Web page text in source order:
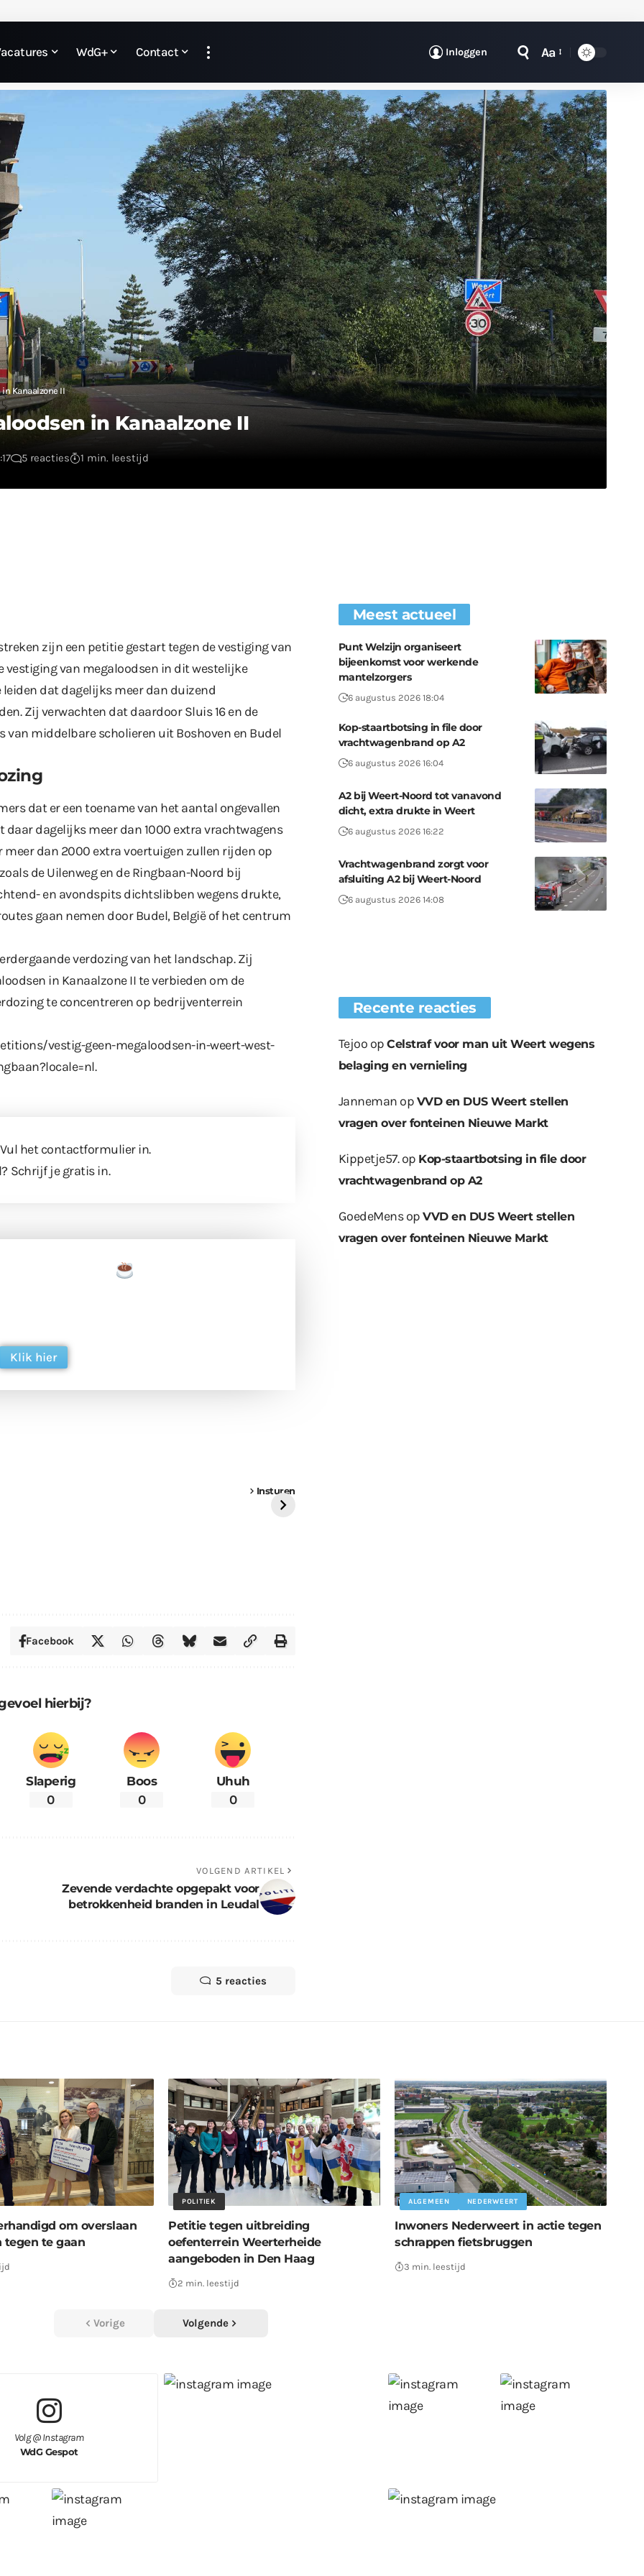
WdG+ Contact Inloggen Aa
Kanaalzone II
in Kanaalzone II
5 reacties 1 min. leestijd
zijn een petitie gestart tegen de vestiging van
vestiging van megaloodsen in dit westelijke
leiden dat dagelijks meer dan duizend
Zij verwachten dat daardoor Sluis 16 en de
middelbare scholieren uit Boshoven en Budel
dat er een toename van het aantal ongevallen
dagelijks meer dan 1000 extra vrachtwagens
meer dan 2000 extra voertuigen zullen rijden op
de Uilenweg en de Ringbaan-Noord bij
en avondspits dichtslibben wegens drukte,
gaan nemen door Budel, België of het centrum
verdozing van het landschap. Zij
in Kanaalzone II te verbieden om de
te concentreren op bedrijventerrein
vestig-geen-megaloodsen-in-weert-west-
.
het contactformulierin.
Schrijf je gratis in.
Klik hier
Insturen
Facebook
hierbij?
Slaperig
0
Boos
0
Uhuh
0
VOLGEND ARTIKEL
Zevende verdachte opgepakt voor
betrokkenheid branden in Leudal
5 reacties
Meest actueel
Punt Welzijn organiseert
bijeenkomst voor werkende
mantelzorgers
6 augustus 2026 18:04
Kop-staartbotsing in file door
vrachtwagenbrand op A2
6 augustus 2026 16:04
A2 bij Weert-Noord tot vanavond
dicht, extra drukte in Weert
6 augustus 2026 16:22
Vrachtwagenbrand zorgt voor
afsluiting A2 bij Weert-Noord
6 augustus 2026 14:08
Recente reacties
Tejoo opCelstraf voor man uit Weert wegens
belaging en vernieling
Janneman op VVD en DUS Weert stellen
vragen over fonteinen Nieuwe Markt
Kippetje57.op Kop-staartbotsing in file door
vrachtwagenbrand op A2
GoedeMensopVVD en DUS Weert stellen
vragen over fonteinen Nieuwe Markt
om overslaan
tegen te gaan
POLITIEK
Petitie tegen uitbreiding
oefenterrein Weerterheide
aangeboden in Den Haag
2 min. leestijd
ALGEMEEN NEDERWEERT
Inwoners Nederweert in actie tegen
schrappen fietsbruggen
3 min. leestijd
Vorige Volgende
Volg @ Instagram
WdG Gespot